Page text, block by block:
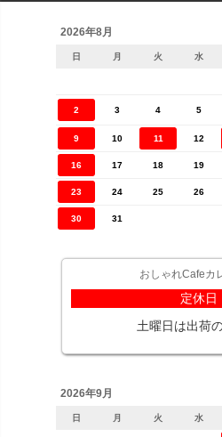
2026年8月
日 月 火 水
2 3 4 5
9 10 11 12
16 17 18 19
23 24 25 26
30 31
おしゃれCafeカ
定休日
土曜日は出荷
2026年9月
日 月 火 水